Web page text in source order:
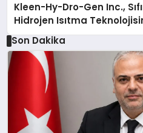
Kleen-Hy-Dro-Gen Inc.,
Hidrojen Isıtma
Düzenleyici Onaylarını Aldı
Son Dakika